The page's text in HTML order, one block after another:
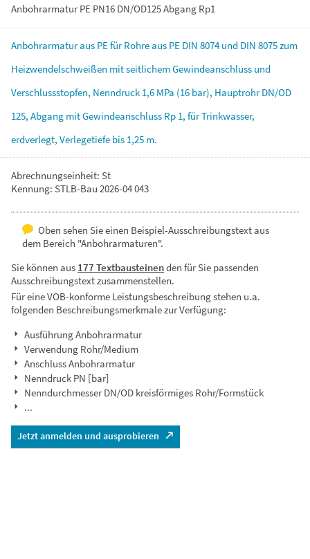
Anbohrarmatur PE PN16 DN/OD125 Abgang Rp1
Anbohrarmaturaus PEfürRohreaus PE DIN 8074 und DIN 8075zum
Heizwendelschweißen mitseitlichemGewindeanschluss und
Verschlussstopfen, Nenndruck 1,6 MPa (16 bar), HauptrohrDN/OD
125, Abgang mitGewindeanschluss Rp 1, fürTrinkwasser,
erdverlegt, Verlegetiefe bis 1,25 m.
Abrechnungseinheit: St
Kennung: STLB-Bau 2026-04 043
Oben sehen Sie einen Beispiel-Ausschreibungstext aus
dem Bereich "Anbohrarmaturen".
Sie können aus 177 Textbausteinenden für Sie passenden
Ausschreibungstext zusammenstellen.
Für eine VOB-konforme Leistungsbeschreibung stehen u.a.
folgenden Beschreibungsmerkmale zur Verfügung:
Ausführung Anbohrarmatur
Verwendung Rohr/Medium
Anschluss Anbohrarmatur
Nenndruck PN [bar]
Nenndurchmesser DN/OD kreisförmiges Rohr/Formstück
...
Jetzt anmelden und ausprobieren